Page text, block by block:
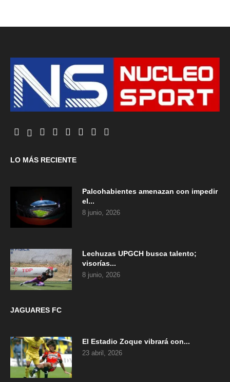
LO MÁS RECIENTE
Palcohabientes amenazan con impedir
el...
8 junio, 2026
Lechuzas UPGCH busca talento;
visorías...
8 junio, 2026
JAGUARES FC
El Estadio Zoque vibrará con...
23 abril, 2026